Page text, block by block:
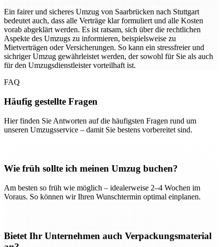
Ein fairer und sicheres Umzug von Saarbrücken nach Stuttgart
bedeutet auch, dass alle Verträge klar formuliert und alle Kosten
vorab abgeklärt werden. Es ist ratsam, sich über die rechtlichen
Aspekte des Umzugs zu informieren, beispielsweise zu
Mietverträgen oder Versicherungen. So kann ein stressfreier und
sichriger Umzug gewährleistet werden, der sowohl für Sie als auch
für den Umzugsdienstleister vorteilhaft ist.
FAQ
Häufig gestellte Fragen
Hier finden Sie Antworten auf die häufigsten Fragen rund um
unseren Umzugsservice – damit Sie bestens vorbereitet sind.
Wie früh sollte ich meinen Umzug buchen?
Am besten so früh wie möglich – idealerweise 2–4 Wochen im
Voraus. So können wir Ihren Wunschtermin optimal einplanen.
Bietet Ihr Unternehmen auch Verpackungsmaterial